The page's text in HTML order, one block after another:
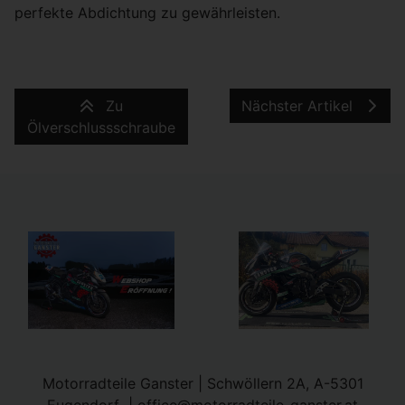
perfekte Abdichtung zu gewährleisten.
Zu
Ölverschlussschraube
Nächster Artikel
Motorradteile Ganster | Schwöllern 2A, A-5301